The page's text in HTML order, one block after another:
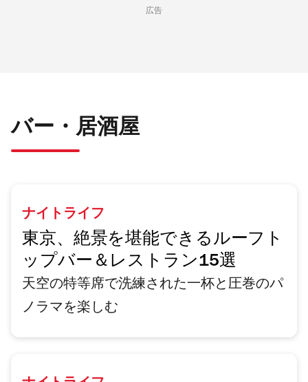
広告
バー・居酒屋
ナイトライフ
東京、絶景を堪能できるルーフト
ップバー＆レストラン15選
天空の特等席で洗練された一杯と圧巻のパ
ノラマを楽しむ